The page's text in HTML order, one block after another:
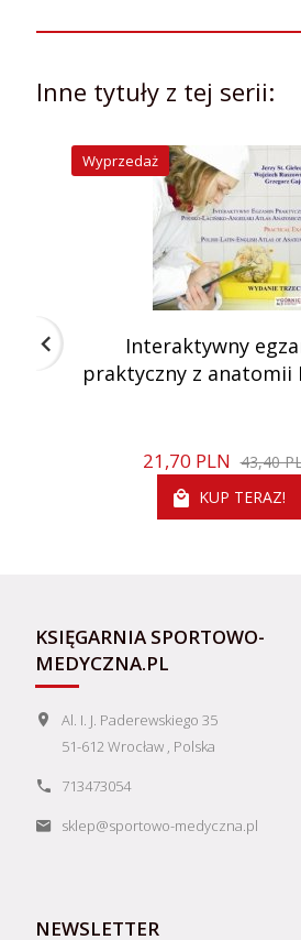
Redaktor: Paweł
Rok wydania:
1
Liczba stron: 384
produktu:
Wysokość
Okładka: twarda
Inne tytuły z tej serii:
Wyprzedaż
Interaktywny
praktyczny z anatomii
21,70 PLN 43,40
KUP TERAZ!
KSIĘGARNIA SPORTOWO-
MEDYCZNA.PL
Al. I. J. Paderewskiego 35
51-612 Wrocław, Polska
713473054
sklep@sportowo-medyczna.pl
NEWSLETTER